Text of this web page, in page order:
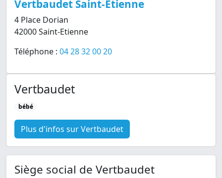
Vertbaudet Saint-Etienne
4 Place Dorian
42000 Saint-Etienne
Téléphone : 04 28 32 00 20
Vertbaudet
bébé
Plus d'infos sur Vertbaudet
Siège social de Vertbaudet